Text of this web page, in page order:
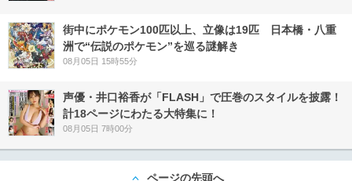
街中にポケモン100匹以上、立像は19匹 日本橋・八重
洲で“伝説のポケモン”を巡る謎解き
08月05日 15時55分
声優・井口裕香が「FLASH」で圧巻のスタイルを披露！
計18ページにわたる大特集に！
08月05日 7時00分
ページの先頭へ